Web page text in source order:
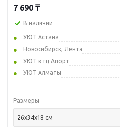
7 690 ₸
В наличии
УЮТ Астана
Новосибирск, Лента
УЮТ в тц Апорт
УЮТ Алматы
Размеры
26x34x18 см